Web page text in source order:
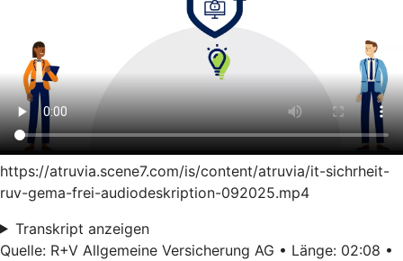
https://atruvia.scene7.com/is/content/atruvia/it-sichrheit-
ruv-gema-frei-audiodeskription-092025.mp4
Transkript anzeigen
Quelle: R+V Allgemeine Versicherung AG • Länge: 02:08 •